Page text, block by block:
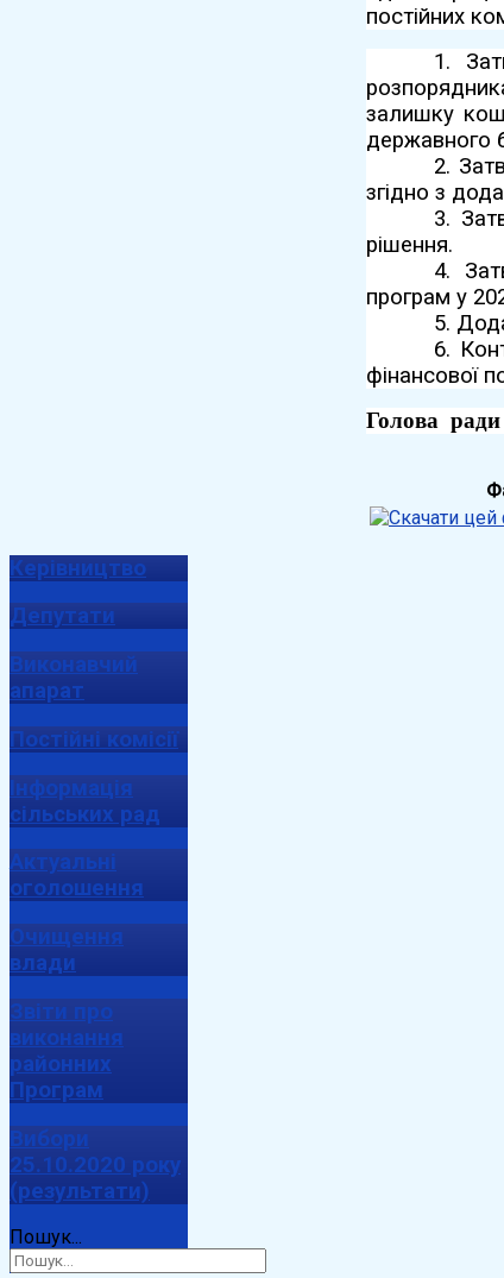
постійних
1.
залишку
державного
2.
згідно з
3.
рішення.
4.
програм у
5.
6.
фінансової
Голова
Керівництво
Депутати
Виконавчий
апарат
Постійні комісії
Інформація
сільських рад
Актуальні
оголошення
Очищення
влади
Звіти про
виконання
районних
Програм
Вибори
25.10.2020 року
(результати)
Пошук...